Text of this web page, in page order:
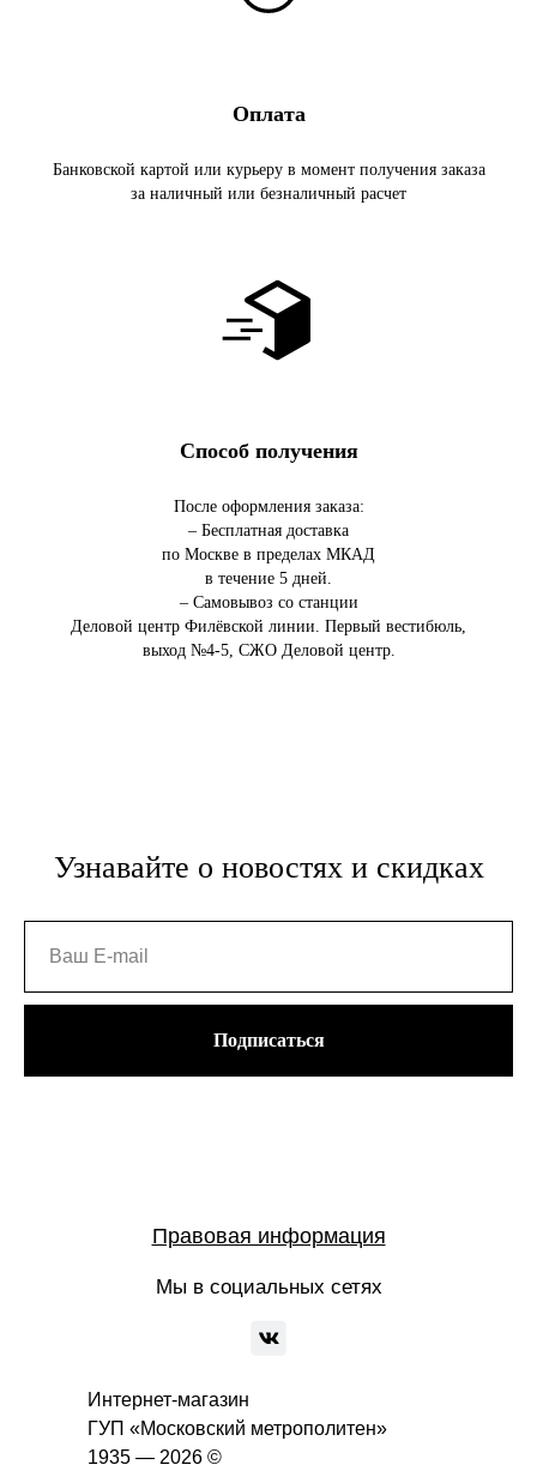
Оплата
Банковской картой или курьеру в момент получения заказа
за наличный или безналичный расчет
Способ получения
После оформления заказа:
– Бесплатная доставка
по Москве в пределах МКАД
в течение 5 дней.
– Самовывоз со станции
Деловой центр Филёвской линии. Первый вестибюль,
выход №4-5, СЖО Деловой центр.
Узнавайте о новостях и скидках
Подписаться
Мы в социальных сетях
Интернет-магазин
ГУП «Московский метрополитен»
1935 — 2026 ©
Правовая информация